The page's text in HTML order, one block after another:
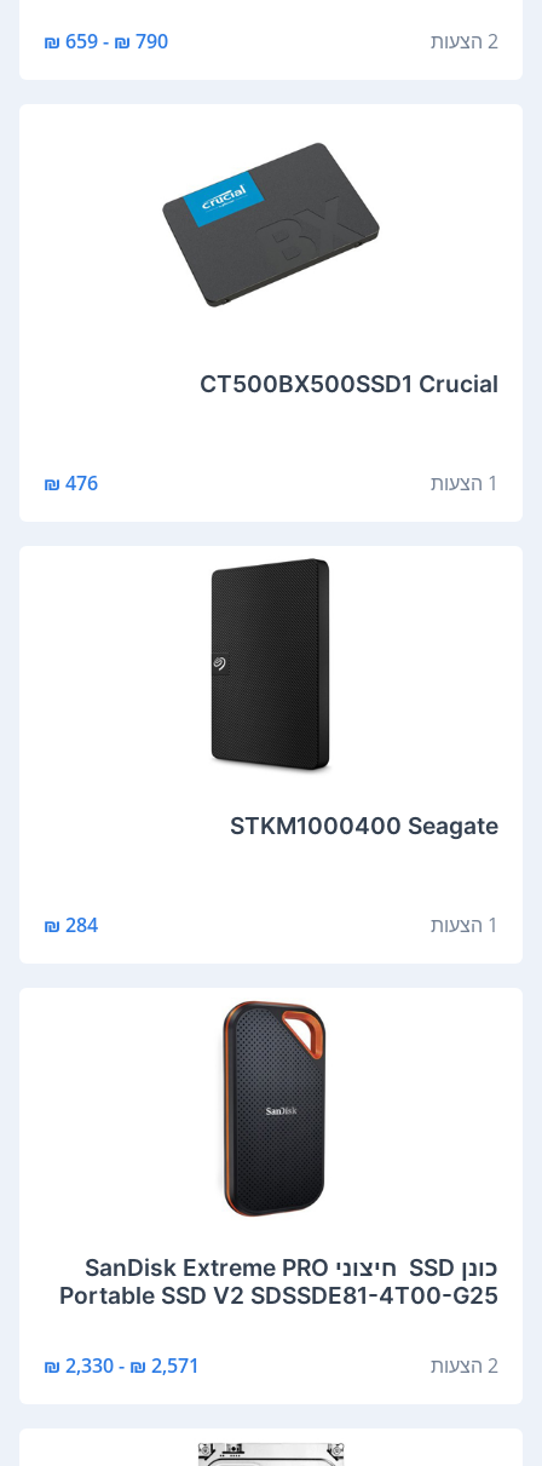
2 הצעות 790 ₪ - 659 ₪
CT500BX500SSD1 Crucial
1 הצעות 476 ₪
STKM1000400 Seagate
1 הצעות 284 ₪
כונן SSD ‏ ‏חיצוני SanDisk Extreme PRO
Portable SSD V2 SDSSDE81-4T00-G25
2 הצעות 2,571 ₪ - 2,330 ₪